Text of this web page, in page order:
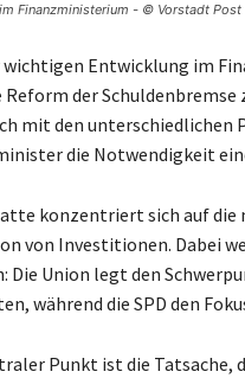
Finanzministerium - © Vorstadt Post
wichtigen Entwicklung im
Reform der
mit den unterschiedlichen
die Notwendigkeit
konzentriert sich auf die
von Investitionen. Dabei
Die Union legt den
während die SPD den
Punkt ist die Tatsache,